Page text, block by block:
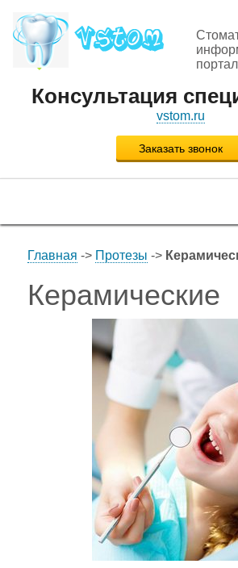
портал
Консультация
vstom.ru
Заказать звонок
Главная -> Протезы ->
Керамические